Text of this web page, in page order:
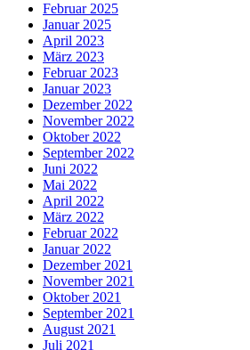
Februar 2025
Januar 2025
April 2023
März 2023
Februar 2023
Januar 2023
Dezember 2022
November 2022
Oktober 2022
September 2022
Juni 2022
Mai 2022
April 2022
März 2022
Februar 2022
Januar 2022
Dezember 2021
November 2021
Oktober 2021
September 2021
August 2021
Juli 2021